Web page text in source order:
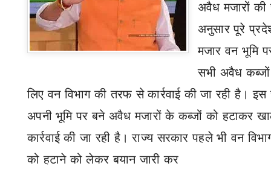
अवैध मजारों
अनुसार पूरे
मजार वन भूमि
सभी अवैध
लिए वन विभाग की तरफ से कार्रवाई की जा रही है।
अपनी भूमि पर बने अवैध मजारों के कब्जों को हटाकर
कार्रवाई की जा रही है। राज्य सरकार पहले भी वन
को हटाने को लेकर बयान जारी कर